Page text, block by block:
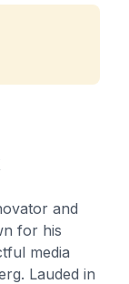
and
for his
media
Lauded in